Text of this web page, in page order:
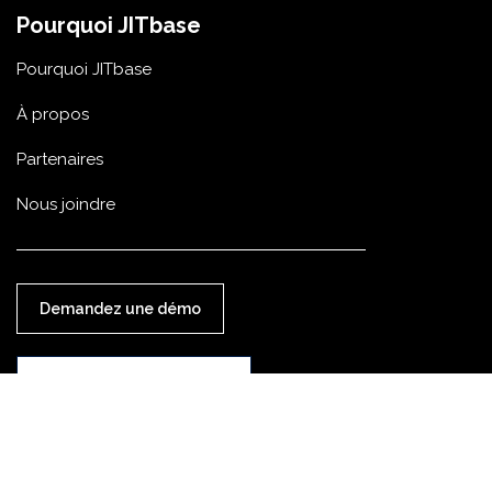
Pourquoi JITbase
Pourquoi JITbase
À propos
Partenaires
Nous joindre
Demandez une démo